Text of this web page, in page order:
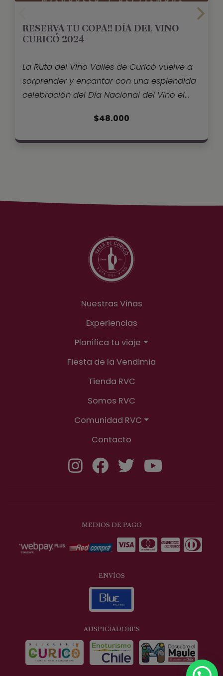
RESERVA TU COPA!! DÍA DEL VINO
CURICÓ 2024
La Ruta del Vino Valles de Curicó vuelve a
sorprender y encantar con una esplendida
celebración del Día Nacional del Vino el
icónico Hotel Boutique Raíces.
CuricóCoctelería en base a
en vivoCopa de Cristal de regaloy el mejor
ambiente festivo en torno al vino
$48.000
Nuestras Viñas
Experiencias
Planifica tu viaje
Fiesta de la Vendimia
Tienda RVC
Somos RVC
Comunidad RVC
Contacto
MEDIOS DE PAGO
ENVÍOS
AUSPICIADORES